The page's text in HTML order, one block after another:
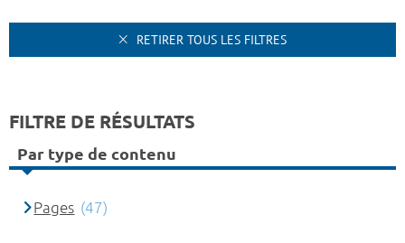
RETIRER TOUS LES FILTRES
FILTRE DE RÉSULTATS
Par type de contenu
Pages (47)